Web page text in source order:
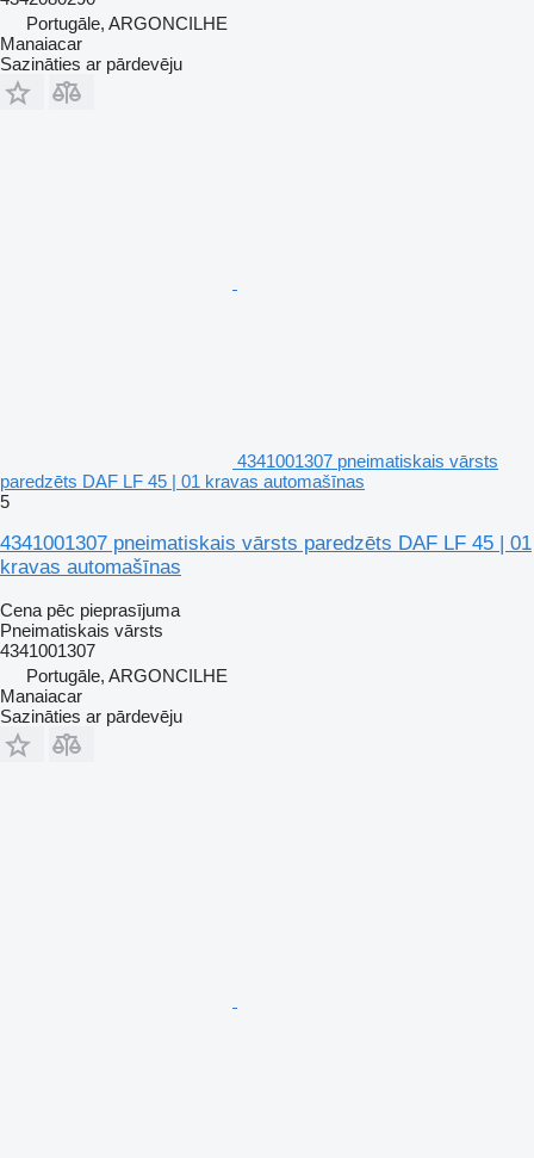
Portugāle, ARGONCILHE
Manaiacar
Sazināties ar pārdevēju
4341001307 pneimatiskais vārsts
paredzēts DAF LF 45 | 01 kravas automašīnas
5
4341001307 pneimatiskais vārsts paredzēts DAF LF 45 | 01
kravas automašīnas
Cena pēc pieprasījuma
Pneimatiskais vārsts
4341001307
Portugāle, ARGONCILHE
Manaiacar
Sazināties ar pārdevēju